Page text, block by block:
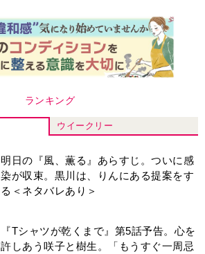
ランキング
ウイークリー
明日の『風、薫る』あらすじ。ついに感
染が収束。黒川は、りんにある提案をす
る＜ネタバレあり＞
『Tシャツが乾くまで』第5話予告。心を
許しあう咲子と樹生。「もうすぐ一周忌